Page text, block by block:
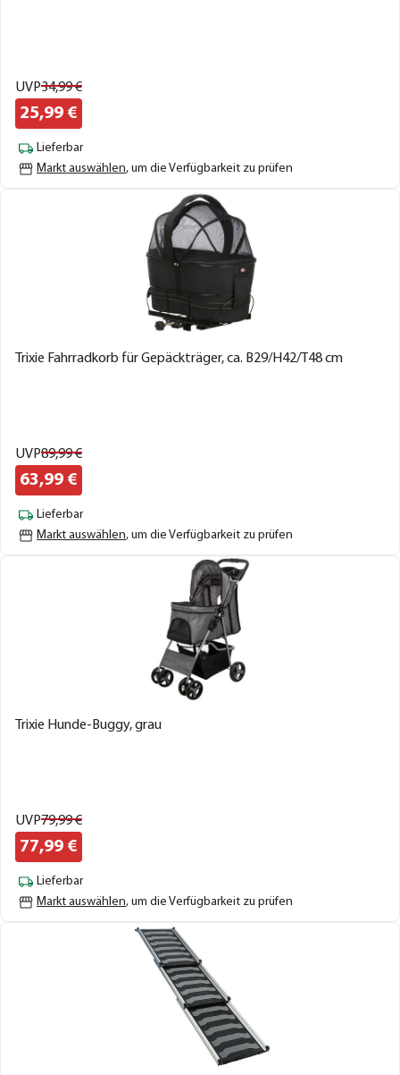
UVP34,99€
25,99 €
Lieferbar
Markt auswählen, um die Verfügbarkeit zu prüfen
Trixie Fahrradkorb für Gepäckträger, ca. B29/H42/T48 cm
UVP89,99€
63,99 €
Lieferbar
Markt auswählen, um die Verfügbarkeit zu prüfen
Trixie Hunde-Buggy, grau
UVP79,99€
77,99 €
Lieferbar
Markt auswählen, um die Verfügbarkeit zu prüfen